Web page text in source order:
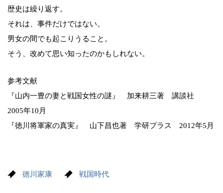
歴史は繰り返す。
それは、事件だけではない。
男女の間でも起こりうること。
そう、改めて思い知ったのかもしれない。
参考文献
『山内一豊の妻と戦国女性の謎』 加来耕三著 講談社
2005年10月
『徳川将軍家の真実』 山下昌也著 学研プラス 2012年5月
徳川家康 戦国時代